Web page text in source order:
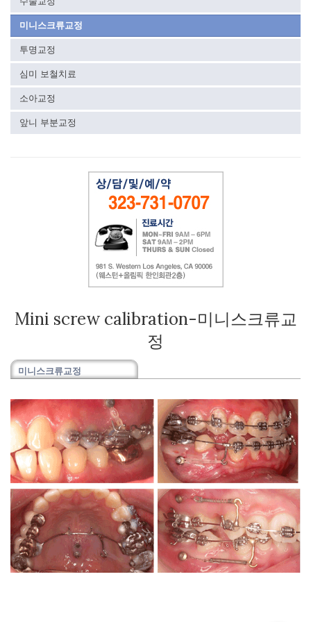
미니스크류교정
투명교정
심미 보철치료
소아교정
앞니 부분교정
Mini screw calibration-미니스크류교
정
미니스크류교정